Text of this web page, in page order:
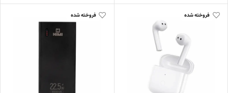
فروخته شده فروخته شده